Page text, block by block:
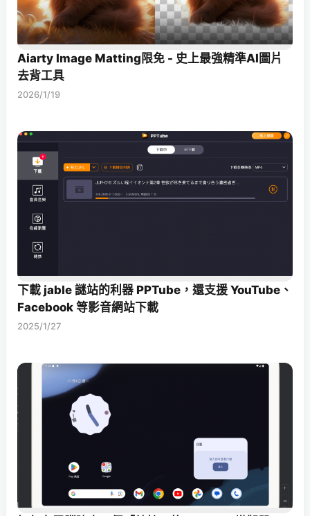
Aiarty Image Matting限免 - 史上最強精準AI圖片
去背工具
2026/1/19
下載 jable 謎站的利器 PPTube，還支援 YouTube、
Facebook 等影音網站下載
2025/1/27